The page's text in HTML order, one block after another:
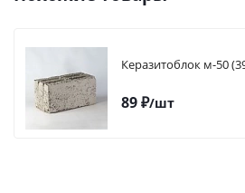
Керазитоблок м-50
89₽/шт